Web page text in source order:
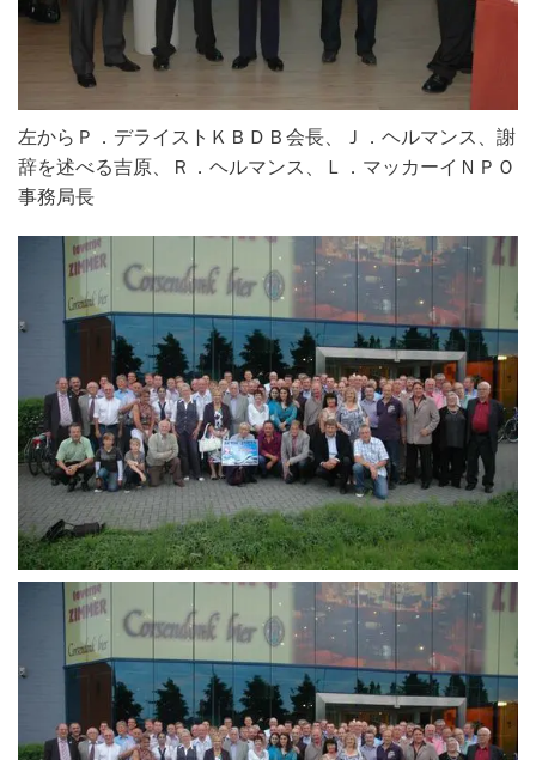
左からＰ．デライストＫＢＤＢ会長、Ｊ．ヘルマンス、謝
辞を述べる吉原、Ｒ．ヘルマンス、Ｌ．マッカーイＮＰＯ
事務局長